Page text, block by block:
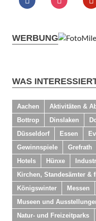
WERBUNG
WAS
Aachen Aktivitäten &
Bottrop
Dinslaken
Düsseldorf
Essen
Gewinnspiele
Grefrath
Hotels
Hünxe
Kirchen, Standesämter &
Königswinter
Messen
Museen und
Natur- und Freizeitparks